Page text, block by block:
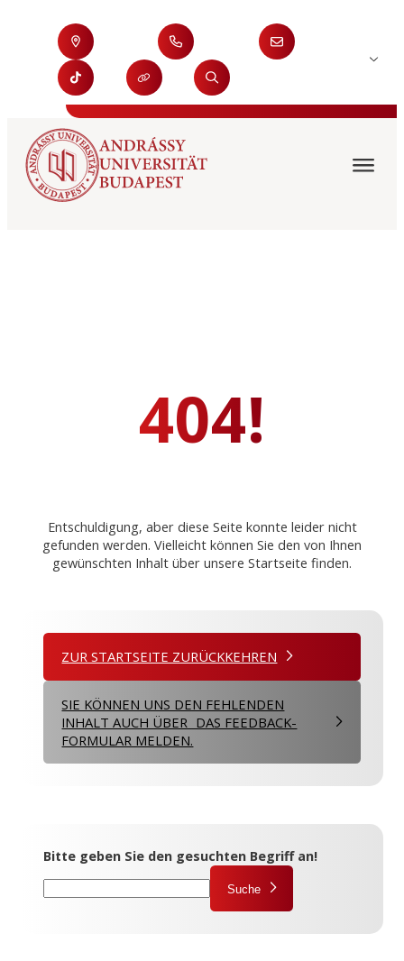
404!
Entschuldigung, aber diese Seite konnte leider nicht
gefunden werden. Vielleicht können Sie den von Ihnen
gewünschten Inhalt über unsere Startseite finden.
ZUR STARTSEITE ZURÜCKKEHREN
SIE KÖNNEN UNS DEN FEHLENDEN
INHALT AUCH ÜBER DAS FEEDBACK-
FORMULAR MELDEN.
Bitte geben Sie den gesuchten Begriff an!
Suche